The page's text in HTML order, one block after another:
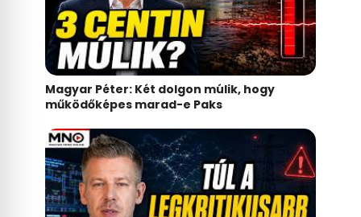
Magyar Péter: Két dolgon múlik, hogy
működőképes marad-e Paks